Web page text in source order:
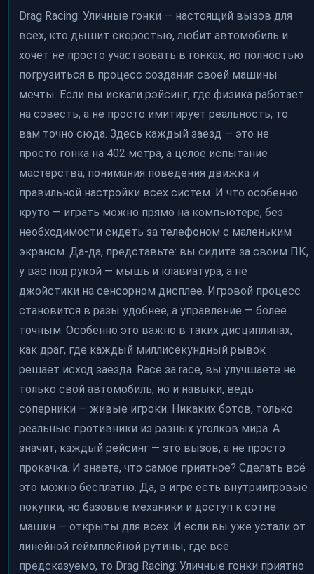
Drag Racing: Уличные гонки — настоящий вызов для
всех, кто дышит скоростью, любит автомобиль и
хочет не просто участвовать в гонках, но полностью
погрузиться в процесс создания своей машины
мечты. Если вы искали рэйсинг, где физика работает
на совесть, а не просто имитирует реальность, то
вам точно сюда. Здесь каждый заезд — это не
просто гонка на 402 метра, а целое испытание
мастерства, понимания поведения движка и
правильной настройки всех систем. И что особенно
круто — играть можно прямо на компьютере, без
необходимости сидеть за телефоном с маленьким
экраном. Да-да, представьте: вы сидите за своим ПК,
у вас под рукой — мышь и клавиатура, а не
джойстики на сенсорном дисплее. Игровой процесс
становится в разы удобнее, а управление — более
точным. Особенно это важно в таких дисциплинах,
как драг, где каждый миллисекундный рывок
решает исход заезда. Race за race, вы улучшаете не
только свой автомобиль, но и навыки, ведь
соперники — живые игроки. Никаких ботов, только
реальные противники из разных уголков мира. А
значит, каждый рейсинг — это вызов, а не просто
прокачка. И знаете, что самое приятное? Сделать всё
это можно бесплатно. Да, в игре есть внутриигровые
покупки, но базовые механики и доступ к сотне
машин — открыты для всех. И если вы уже устали от
линейной геймплейной рутины, где всё
предсказуемо, то Drag Racing: Уличные гонки приятно